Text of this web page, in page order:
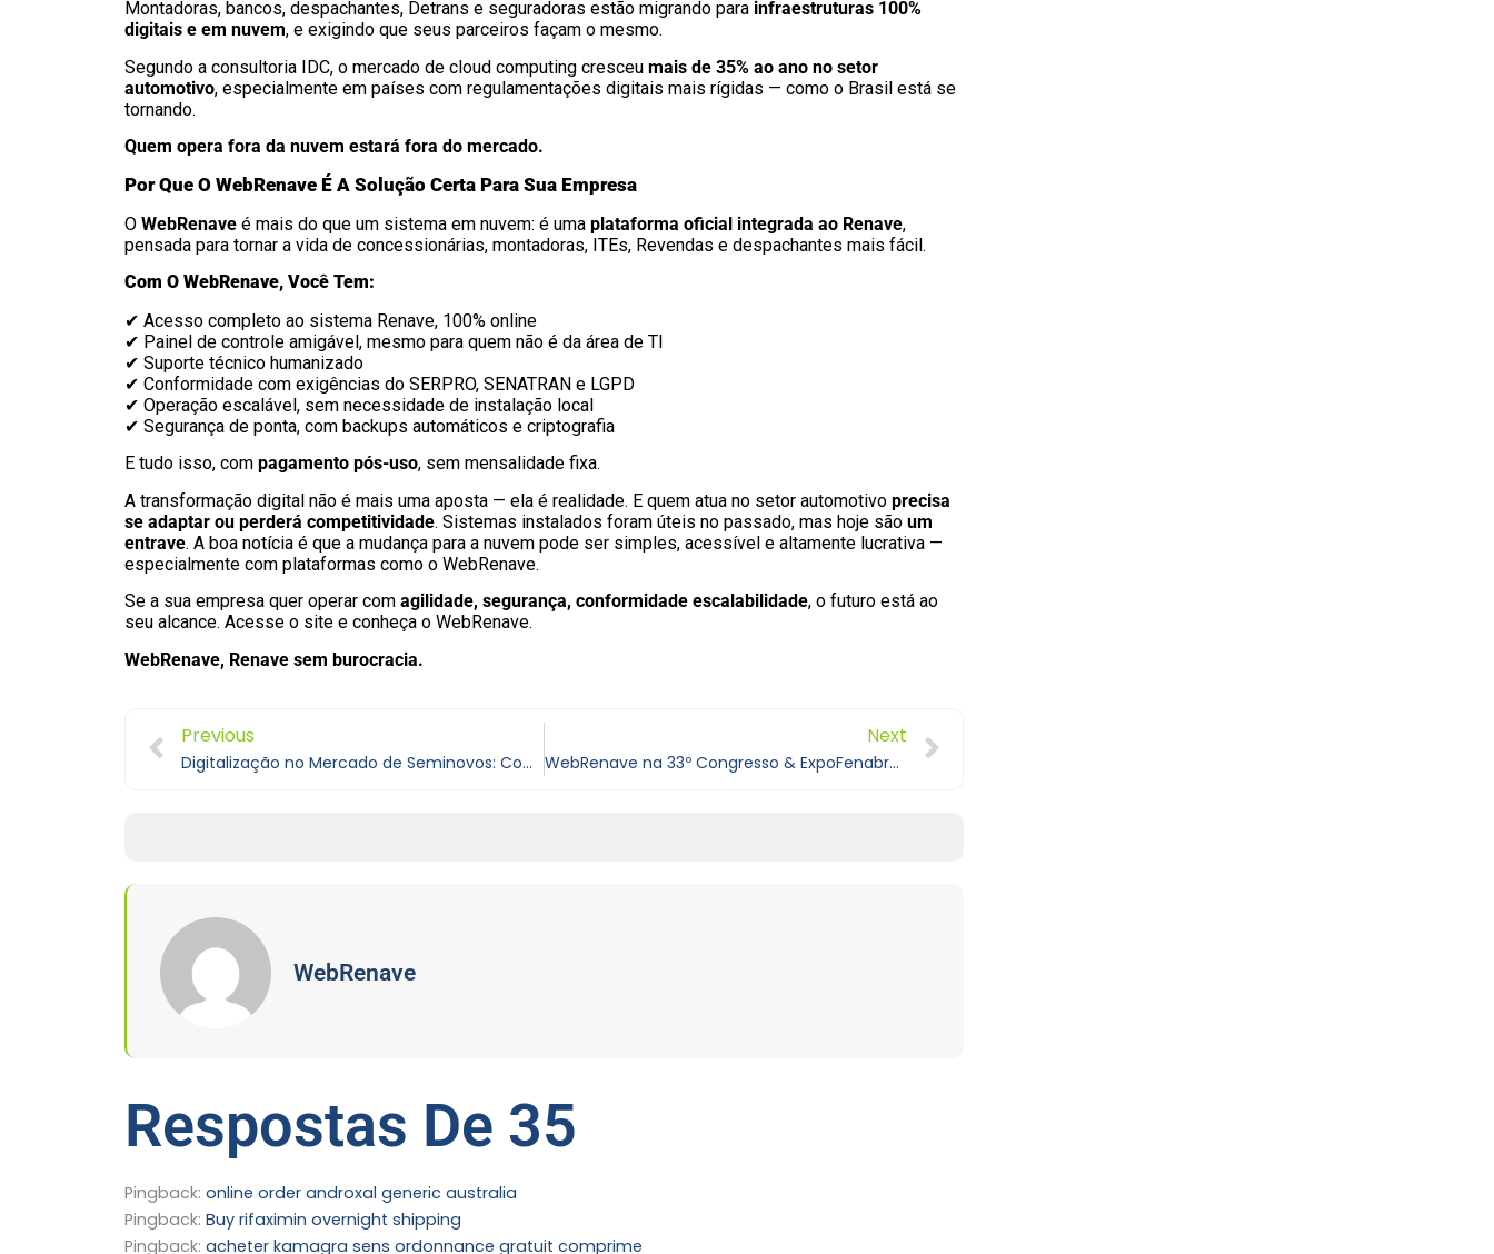
Montadoras, bancos, despachantes, Detrans e seguradoras estão migrando para infraestruturas 100%
digitais e em nuvem, e exigindo que seus parceiros façam o mesmo.
Segundo a consultoria IDC, o mercado de cloud computing cresceu mais de 35% ao ano no setor
automotivo, especialmente em países com regulamentações digitais mais rígidas — como o Brasil está se
tornando.
Quem opera fora da nuvem estará fora do mercado.
Por Que O WebRenave É A Solução Certa Para Sua Empresa
O WebRenave é mais do que um sistema em nuvem: é uma plataforma oficial integrada ao Renave,
pensada para tornar a vida de concessionárias, montadoras, ITEs, Revendas e despachantes mais fácil.
Com O WebRenave, Você Tem:
✔ Acesso completo ao sistema Renave, 100% online
✔ Painel de controle amigável, mesmo para quem não é da área de TI
✔ Suporte técnico humanizado
✔ Conformidade com exigências do SERPRO, SENATRAN e LGPD
✔ Operação escalável, sem necessidade de instalação local
✔ Segurança de ponta, com backups automáticos e criptografia
E tudo isso, com pagamento pós-uso, sem mensalidade fixa.
A transformação digital não é mais uma aposta — ela é realidade. E quem atua no setor automotivo precisa
se adaptar ou perderá competitividade. Sistemas instalados foram úteis no passado, mas hoje são um
entrave. A boa notícia é que a mudança para a nuvem pode ser simples, acessível e altamente lucrativa —
especialmente com plataformas como o WebRenave.
Se a sua empresa quer operar com agilidade, segurança, conformidade escalabilidade, o futuro está ao
seu alcance. Acesse o site e conheça o WebRenave.
WebRenave, Renave sem burocracia.
Previous
Digitalização no Mercado de Seminovos: Como o Renave está virando o jogo e fazendo lojistas lucrar mais, com menos burocracia
Next
WebRenave na 33º Congresso & ExpoFenabrave: inovação, conexão e o futuro do setor automotivo
WebRenave
Respostas De 35
Pingback: online order androxal generic australia
Pingback: Buy rifaximin overnight shipping
Pingback: acheter kamagra sens ordonnance gratuit comprime